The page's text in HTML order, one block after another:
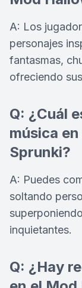
A: Los
personajes
fantasmas,
ofreciendo
Q: ¿Cuál
música
Sprunki?
A: Puedes
soltando
inquietantes.
Q: ¿Hay